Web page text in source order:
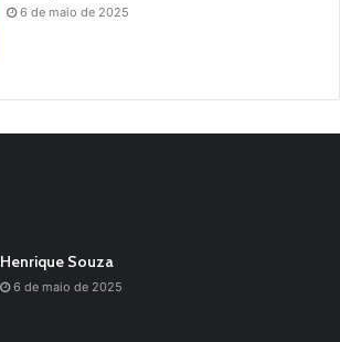
6 de maio de 2025
Henrique Souza
6 de maio de 2025